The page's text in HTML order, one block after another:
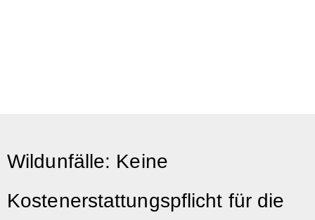
Wildunfälle: Keine
Kostenerstattungspflicht für die